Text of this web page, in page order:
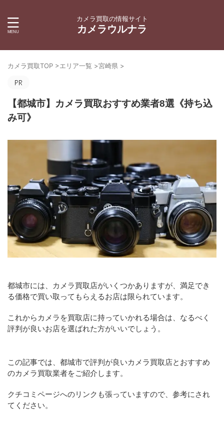
カメラ買取の情報サイト
カメラウルナラ
カメラ買取TOP >エリア一覧 >宮崎県 >
【都城市】カメラ買取おすすめ業者8選《持ち込
み可》
都城市には、カメラ買取店がいくつかありますが、満足でき
る価格で買い取ってもらえるお店は限られています。
これからカメラを買取店に持っていかれる場合は、なるべく
評判が良いお店を選ばれた方がいいでしょう。
この記事では、都城市で評判が良いカメラ買取店とおすすめ
のカメラ買取業者をご紹介します。
クチコミページへのリンクも張っていますので、参考にされ
てください。